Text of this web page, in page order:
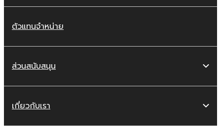
ตัวแทนจำหน่าย
ส่วนสนับสนุน
เกี่ยวกับเรา